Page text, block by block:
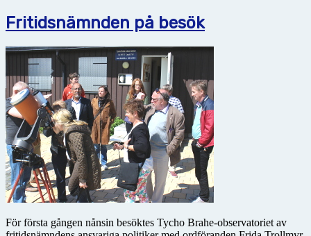
Fritidsnämnden på besök
För första gången nånsin besöktes Tycho Brahe-observatoriet av